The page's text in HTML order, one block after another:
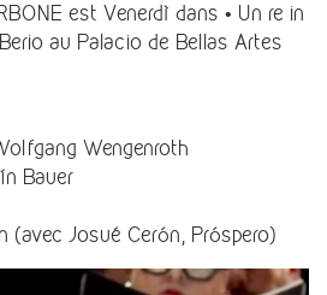
est Venerdì dans • Un re in
au Palacio de Bellas Artes
Wengenroth
Bauer
Josué Cerón, Próspero)